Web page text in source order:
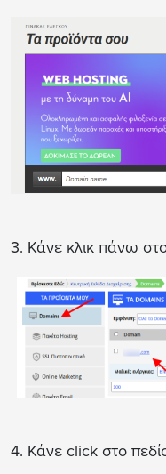
3. Κάνε κλικ πάνω
4. Κάνε click στο